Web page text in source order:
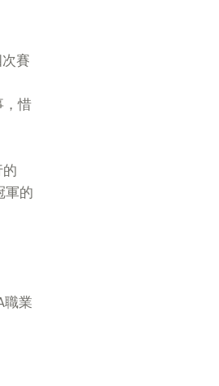
賽
，惜
軍的
職業